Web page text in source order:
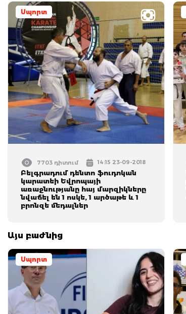
Սպորտ
7703 դիտում 14:15 23-09-2018
Բելգրադում դենտո ֆուդոկան
կարատեի Եվրոպայի
առաջնությանը հայ մարզիկները
նվաճել են 1 ոսկե, 1 արծաթե և 1
բրոնզե մեդալներ
Այս բաժնից
Սպորտ